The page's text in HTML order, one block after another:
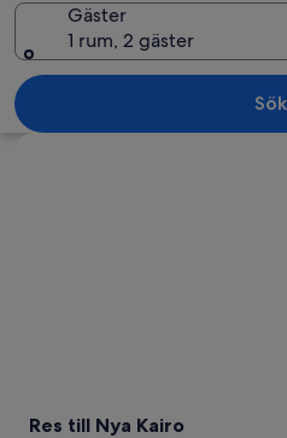
Gäster
1 rum, 2 gäster
Sök
Res till Nya Kairo